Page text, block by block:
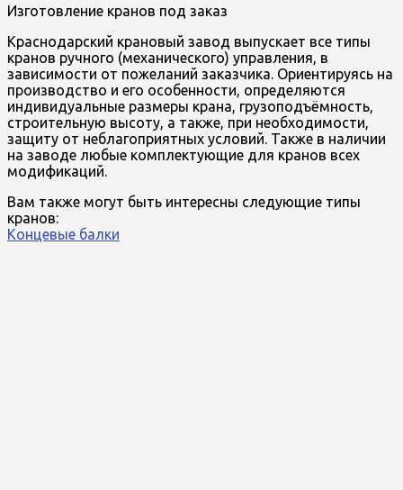
Изготовление кранов под заказ
Краснодарский крановый завод выпускает все типы
кранов ручного (механического) управления, в
зависимости от пожеланий заказчика. Ориентируясь на
производство и его особенности, определяются
индивидуальные размеры крана, грузоподъёмность,
строительную высоту, а также, при необходимости,
защиту от неблагоприятных условий. Также в наличии
на заводе любые комплектующие для кранов всех
модификаций.
Вам также могут быть интересны следующие типы
кранов:
Концевые балки